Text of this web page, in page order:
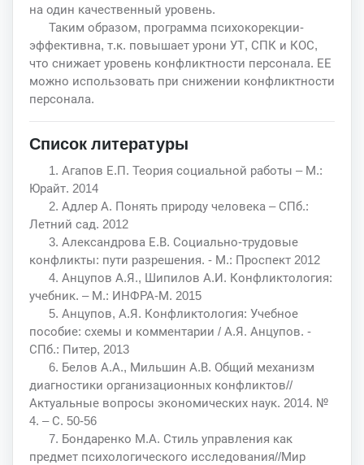
на один качественный уровень.
Таким образом, программа психокорекции-
эффективна, т.к. повышает урони УТ, СПК и КОС,
что снижает уровень конфликтности персонала. ЕЕ
можно использовать при снижении конфликтности
персонала.
Список литературы
1. Агапов Е.П. Теория социальной работы – М.:
Юрайт. 2014
2. Адлер А. Понять природу человека – СПб.:
Летний сад. 2012
3. Александрова Е.В. Социально-трудовые
конфликты: пути разрешения. - М.: Проспект 2012
4. Анцупов А.Я., Шипилов А.И. Конфликтология:
учебник. – М.: ИНФРА-М. 2015
5. Анцупов, А.Я. Конфликтология: Учебное
пособие: схемы и комментарии / А.Я. Анцупов. -
СПб.: Питер, 2013
6. Белов А.А., Мильшин А.В. Общий механизм
диагностики организационных конфликтов//
Актуальные вопросы экономических наук. 2014. №
4. – С. 50-56
7. Бондаренко М.А. Стиль управления как
предмет психологического исследования//Мир